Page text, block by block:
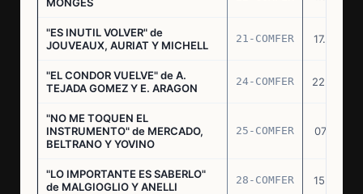
"ES INUTIL VOLVER" de
JOUVEAUX, AURIAT Y MICHELL
21-COMFER 17.06.76
"EL CONDOR VUELVE" de A.
TEJADA GOMEZ Y E. ARAGON
24-COMFER 22.06.76
"NO ME TOQUEN EL
INSTRUMENTO" de MERCADO,
BELTRANO Y YOVINO
25-COMFER 07.07.76
"LO IMPORTANTE ES SABERLO"
de MALGIOGLIO Y ANELLI
28-COMFER 15.07.76